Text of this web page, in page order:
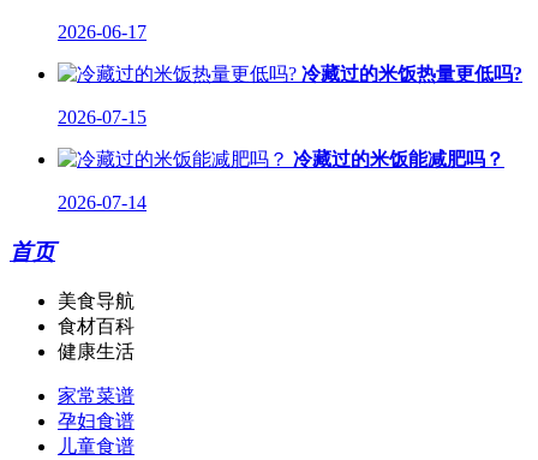
2026-06-17
冷藏过的米饭热量更低吗?
2026-07-15
冷藏过的米饭能减肥吗？
2026-07-14
首页
美食导航
食材百科
健康生活
家常菜谱
孕妇食谱
儿童食谱